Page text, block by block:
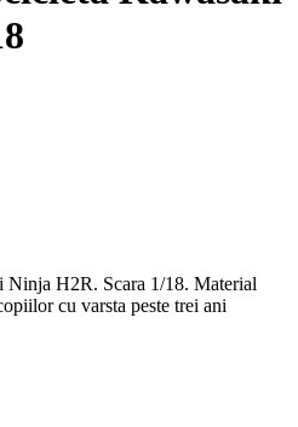
Ninja H2R. Scara 1/18. Material
cu varsta peste trei ani